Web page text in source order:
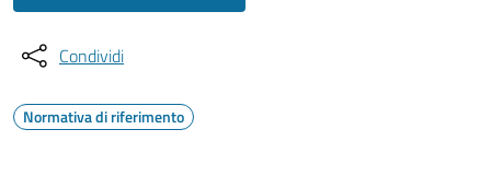
Condividi
Normativa di riferimento